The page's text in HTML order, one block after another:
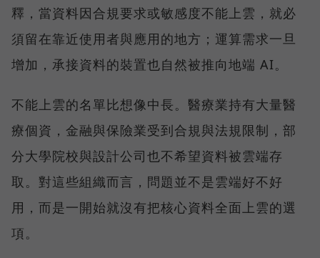
釋，當資料因合規要求或敏感度不能上雲，就必
須留在靠近使用者與應用的地方；運算需求一旦
增加，承接資料的裝置也自然被推向地端 AI。
不能上雲的名單比想像中長。醫療業持有大量醫
療個資，金融與保險業受到合規與法規限制，部
分大學院校與設計公司也不希望資料被雲端存
取。對這些組織而言，問題並不是雲端好不好
用，而是一開始就沒有把核心資料全面上雲的選
項。